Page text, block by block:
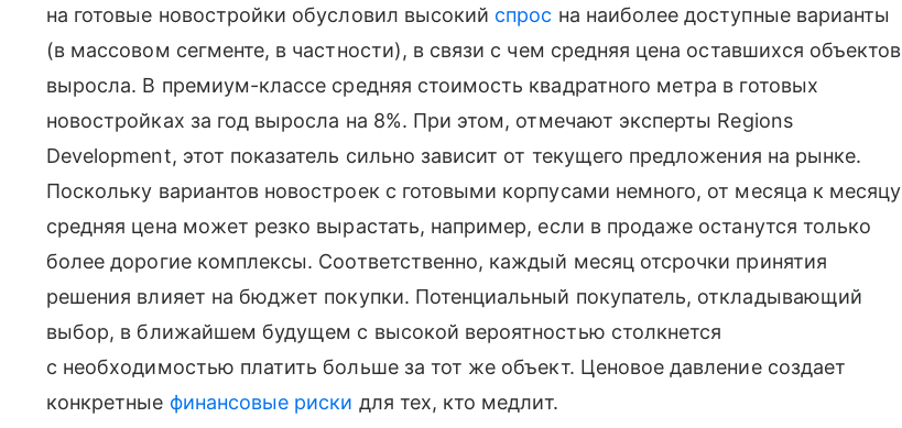
на готовые новостройки обусловил высокий спрос на наиболее доступные варианты
(в массовом сегменте, в частности), в связи с чем средняя цена оставшихся объектов
выросла. В премиум-классе средняя стоимость квадратного метра в готовых
новостройках за год выросла на 8%. При этом, отмечают эксперты Regions
Development, этот показатель сильно зависит от текущего предложения на рынке.
Поскольку вариантов новостроек с готовыми корпусами немного, от месяца к месяцу
средняя цена может резко вырастать, например, если в продаже останутся только
более дорогие комплексы. Соответственно, каждый месяц отсрочки принятия
решения влияет на бюджет покупки. Потенциальный покупатель, откладывающий
выбор, в ближайшем будущем с высокой вероятностью столкнется
с необходимостью платить больше за тот же объект. Ценовое давление создает
конкретные финансовые риски для тех, кто медлит.